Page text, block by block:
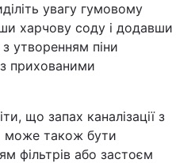
увагу гумовому
харчову соду і додавши
утворенням піни
прихованими
що запах каналізації з
може також бути
фільтрів або застоєм